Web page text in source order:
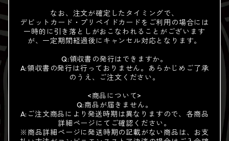
なお、注文が確定したタイミングで、
デビットカード・プリペイドカードをご利用の場合には
一時的に引き落としがおこなわれることがございます
が、一定期間経過後にキャンセル対応となります。
Q:領収書の発行はできますか。
A:領収書の発行は行っておりません。あらかじめご了承
のうえ、ご注文ください。
<商品について>
Q:商品が届きません。
A:ご注文商品により発送時期は異なりますので、各商品
詳細ページにてご確認ください。
※商品詳細ページに発送時期の記載がない商品は、お支